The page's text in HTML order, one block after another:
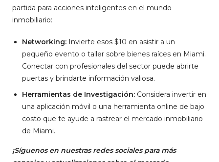
partida para acciones inteligentes en el mundo
inmobiliario:
Networking: Invierte esos $10 en asistir a un
pequeño evento o taller sobre bienes raíces en Miami.
Conectar con profesionales del sector puede abrirte
puertas y brindarte información valiosa.
Herramientas de Investigación: Considera invertir en
una aplicación móvil o una herramienta online de bajo
costo que te ayude a rastrear el mercado inmobiliario
de Miami.
¡Síguenos en nuestras redes sociales para más